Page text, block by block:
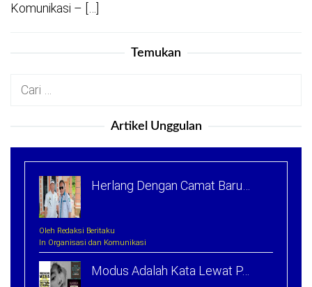
Komunikasi – […]
Temukan
Cari
Artikel Unggulan
Herlang Dengan Camat Baru…
Oleh Redaksi Beritaku
In Organisasi dan Komunikasi
Modus Adalah Kata Lewat P…